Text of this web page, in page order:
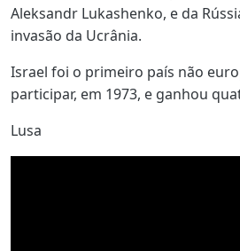
Aleksandr Lukashenko, e da
invasão da Ucrânia.
Israel foi o primeiro país não
participar, em 1973, e ganhou
Lusa